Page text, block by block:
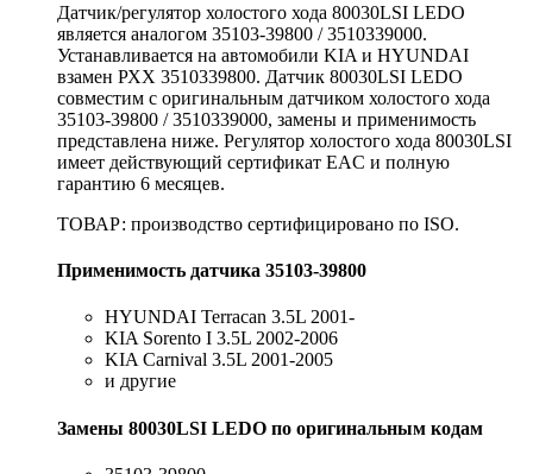
Датчик/регулятор холостого хода 80030LSI LEDO
является аналогом 35103-39800 / 3510339000.
Устанавливается на автомобили KIA и HYUNDAI
взамен РХХ 3510339800. Датчик 80030LSI LEDO
совместим с оригинальным датчиком холостого хода
35103-39800 / 3510339000, замены и применимость
представлена ниже. Регулятор холостого хода 80030LSI
имеет действующий сертификат EAC и полную
гарантию 6 месяцев.
ТОВАР: производство сертифицировано по ISO.
Применимость датчика 35103-39800
HYUNDAI Terracan 3.5L 2001-
KIA Sorento I 3.5L 2002-2006
KIA Carnival 3.5L 2001-2005
и другие
Замены 80030LSI LEDO по оригинальным кодам